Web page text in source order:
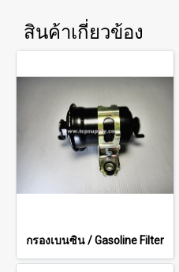
สินค้าเกี่ยวข้อง
กรองเบนซิน / Gasoline Filter